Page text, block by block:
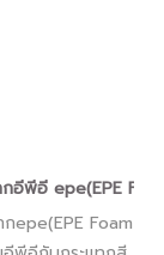
มอีพีอีสีดำกันไฟฟ้าส
กอีพีอี epe(EPE
epe(EPE Foam